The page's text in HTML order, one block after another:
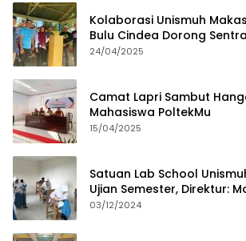
Kolaborasi Unismuh
Bulu Cindea Dorong
24/04/2025
Camat Lapri Sambut
Mahasiswa PoltekMu
15/04/2025
Satuan Lab School
Ujian Semester, Direktur:
Proses Pembelajaran
03/12/2024